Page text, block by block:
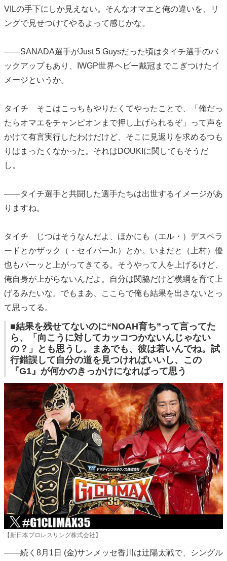
VILの手下にしか見えない。そんなオマエと俺の違いを、リ
ングで見せつけてやるよって感じかな。
――SANADA選手がJust 5 Guysだった頃はタイチ選手のバ
ックアップもあり、IWGP世界ヘビー戴冠までこぎつけたイ
メージというか。
タイチ そこはこっちもやりたくてやったことで、「俺だっ
たらオマエをチャンピオンまで押し上げられるぞ」って声を
かけて有言実行したわけだけど、そこに見返りを求めるつも
りはまったくなかった。それはDOUKIに関してもそうだ
し。
――タイチ選手と共闘した選手たちは出世するイメージがあ
りますね。
タイチ じつはそうなんだよ、ほかにも（エル・）デスペラ
ードとかザック（・セイバーJr.）とか。いまだと（上村）優
也もパーッと上がってきてる。そうやって人を上げるけど、
俺自身が上がらないんだよ。自分は関脇だけど横綱を育て上
げるみたいな。でもまあ、ここらで俺も結果を出さないとっ
て思ってる。
■結果を残せてないのに“NOAH育ち”って言ってた
ら、「向こうに対してカッコつかないんじゃない
の？」とも思うし。まあでも、彼は若いんでね。試
行錯誤して自分の道を見つければいいし、この
『G1』が何かのきっかけになればって思う
【新日本プロレスリング株式会社】
――続く8月1日 (金)サンメッセ香川は辻陽太戦で、シングル